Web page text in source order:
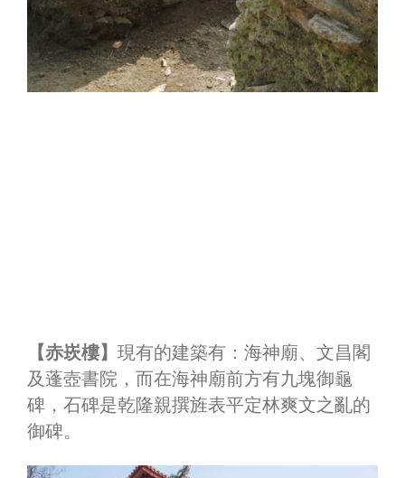
【赤崁樓】 現有的建築有：海神廟、文昌閣
及蓬壺書院，而在海神廟前方有九塊御龜
碑，石碑是乾隆親撰旌表平定林爽文之亂的
御碑。